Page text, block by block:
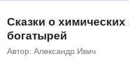
Сказки о химических
богатырей
Автор: Александр Ивич